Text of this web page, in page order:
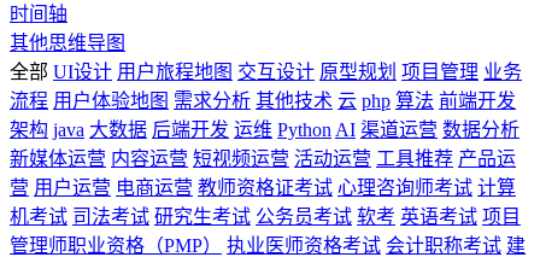
时间轴
其他思维导图
全部 UI设计 用户旅程地图 交互设计 原型规划 项目管理 业务
流程 用户体验地图 需求分析 其他技术 云 php 算法 前端开发
架构 java 大数据 后端开发 运维 Python AI 渠道运营 数据分析
新媒体运营 内容运营 短视频运营 活动运营 工具推荐 产品运
营 用户运营 电商运营 教师资格证考试 心理咨询师考试 计算
机考试 司法考试 研究生考试 公务员考试 软考 英语考试 项目
管理师职业资格（PMP）
执业医师资格考试 会计职称考试 建